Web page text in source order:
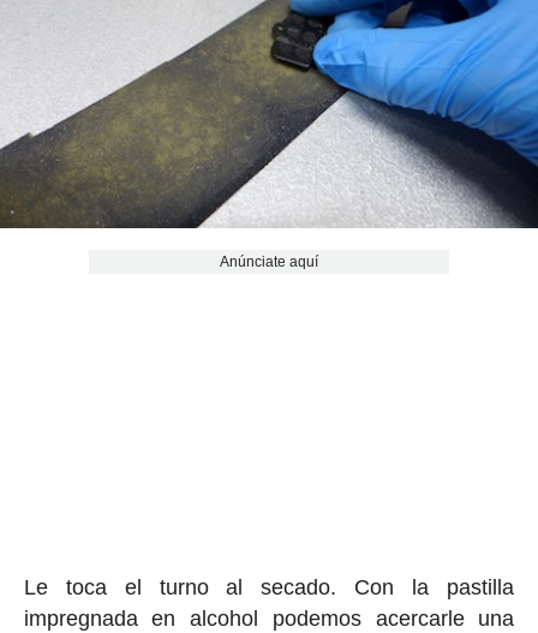
Anúnciate aquí
Le toca el turno al secado. Con la pastilla
impregnada en alcohol podemos acercarle una